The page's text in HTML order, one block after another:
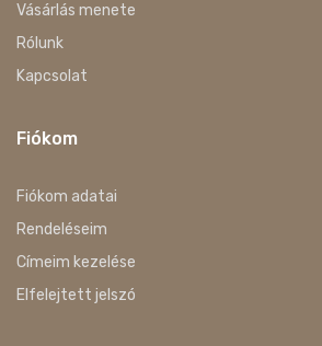
Vásárlás menete
Rólunk
Kapcsolat
Fiókom
Fiókom adatai
Rendeléseim
Címeim kezelése
Elfelejtett jelszó